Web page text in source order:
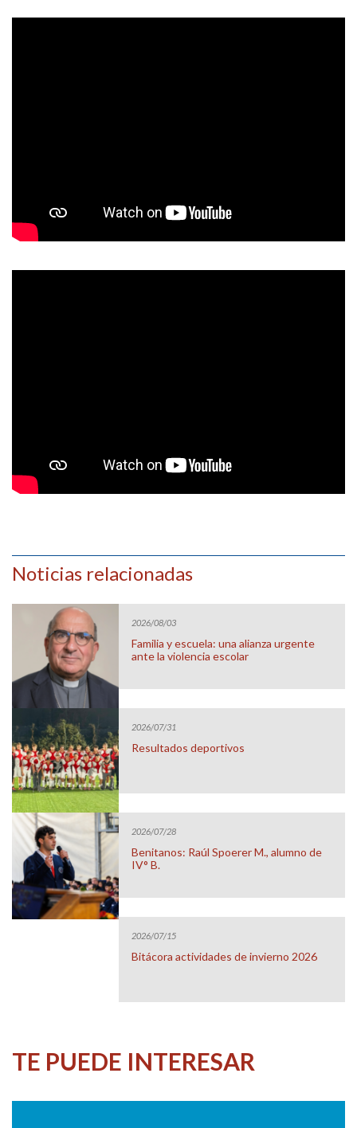
Noticias relacionadas
2026/08/03
Familia y escuela: una alianza urgente
ante la violencia escolar
2026/07/31
Resultados deportivos
2026/07/28
Benitanos: Raúl Spoerer M., alumno de
IV° B.
2026/07/15
Bitácora actividades de invierno 2026
TE PUEDE INTERESAR